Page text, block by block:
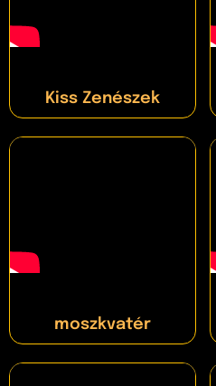
Kiss Zenészek
moszkvatér